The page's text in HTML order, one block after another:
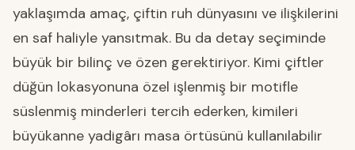
yaklaşımda amaç, çiftin ruh dünyasını ve ilişkilerini
en saf haliyle yansıtmak. Bu da detay seçiminde
büyük bir bilinç ve özen gerektiriyor. Kimi çiftler
düğün lokasyonuna özel işlenmiş bir motifle
süslenmiş minderleri tercih ederken, kimileri
büyükanne yadigârı masa örtüsünü kullanılabilir